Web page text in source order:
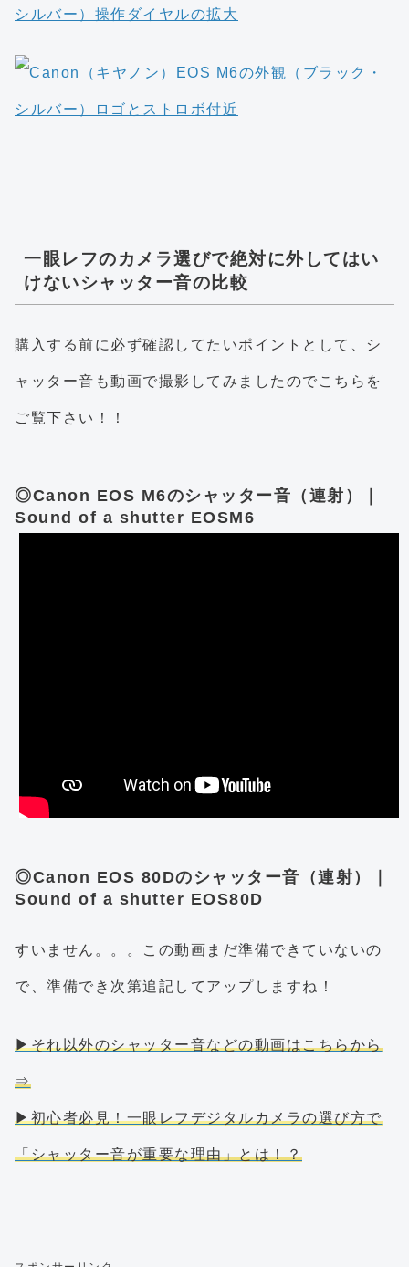
一眼レフのカメラ選びで絶対に外してはい
けないシャッター音の比較
購入する前に必ず確認してたいポイントとして、シ
ャッター音も動画で撮影してみましたのでこちらを
ご覧下さい！！
◎Canon EOS M6のシャッター音（連射）｜
Sound of a shutter EOSM6
◎Canon EOS 80Dのシャッター音（連射）｜
Sound of a shutter EOS80D
すいません。。。この動画まだ準備できていないの
で、準備でき次第追記してアップしますね！
▶それ以外のシャッター音などの動画はこちらから
⇒
▶初心者必見！一眼レフデジタルカメラの選び方で
「シャッター音が重要な理由」とは！？